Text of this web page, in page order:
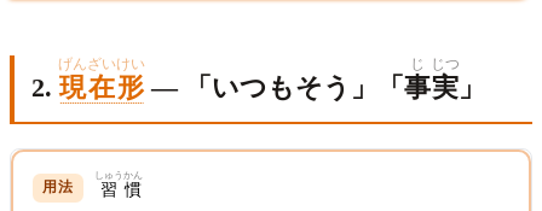
2.現在形
げんざいけい
— 「いつもそう」「 事
じ
実
じつ
」
習
しゅう
慣
かん